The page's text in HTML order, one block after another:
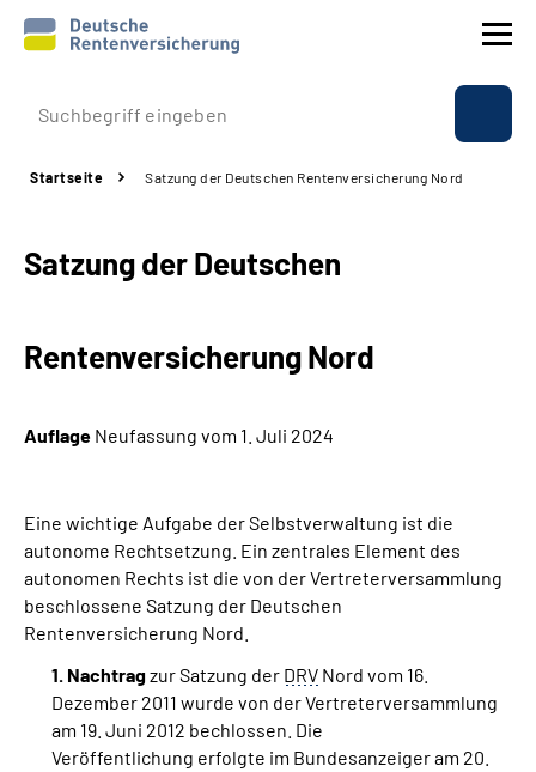
Prävention
Rente
Online-Services
Suche
Inhalte in Gebärdensprache (DGS)
Startseite Satzung der Deutschen Rentenversicherung Nord
Satzung der Deutschen
Rentenversicherung Nord
Auflage Neufassung vom 1. Juli 2024
Eine wichtige Aufgabe der Selbstverwaltung ist die
autonome Rechtsetzung. Ein zentrales Element des
autonomen Rechts ist die von der Vertreterversammlung
beschlossene Satzung der Deutschen
Rentenversicherung Nord.
1. Nachtragzur Satzung der DRV Nord vom 16.
Dezember 2011 wurde von der Vertreterversammlung
am 19. Juni 2012 bechlossen. Die
Veröffentlichung erfolgte im Bundesanzeiger am 20.